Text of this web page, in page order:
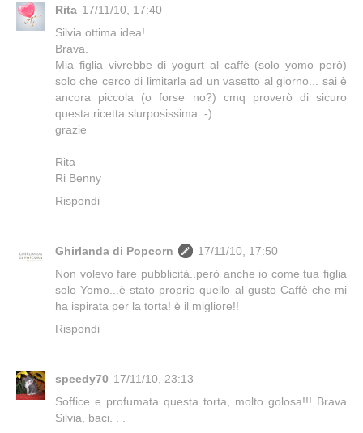
Rita 17/11/10, 17:40
Silvia ottima idea!
Brava.
Mia figlia vivrebbe di yogurt al caffè (solo yomo però)
solo che cerco di limitarla ad un vasetto al giorno... sai è
ancora piccola (o forse no?) cmq proverò di sicuro
questa ricetta slurposissima :-)
grazie
Rita
Ri Benny
Rispondi
Ghirlanda di Popcorn
17/11/10, 17:50
Non volevo fare pubblicità..però anche io come tua figlia
solo Yomo...è stato proprio quello al gusto Caffè che mi
ha ispirata per la torta! è il migliore!!
Rispondi
speedy70 17/11/10, 23:13
Soffice e profumata questa torta, molto golosa!!! Brava
Silvia, baci. . .